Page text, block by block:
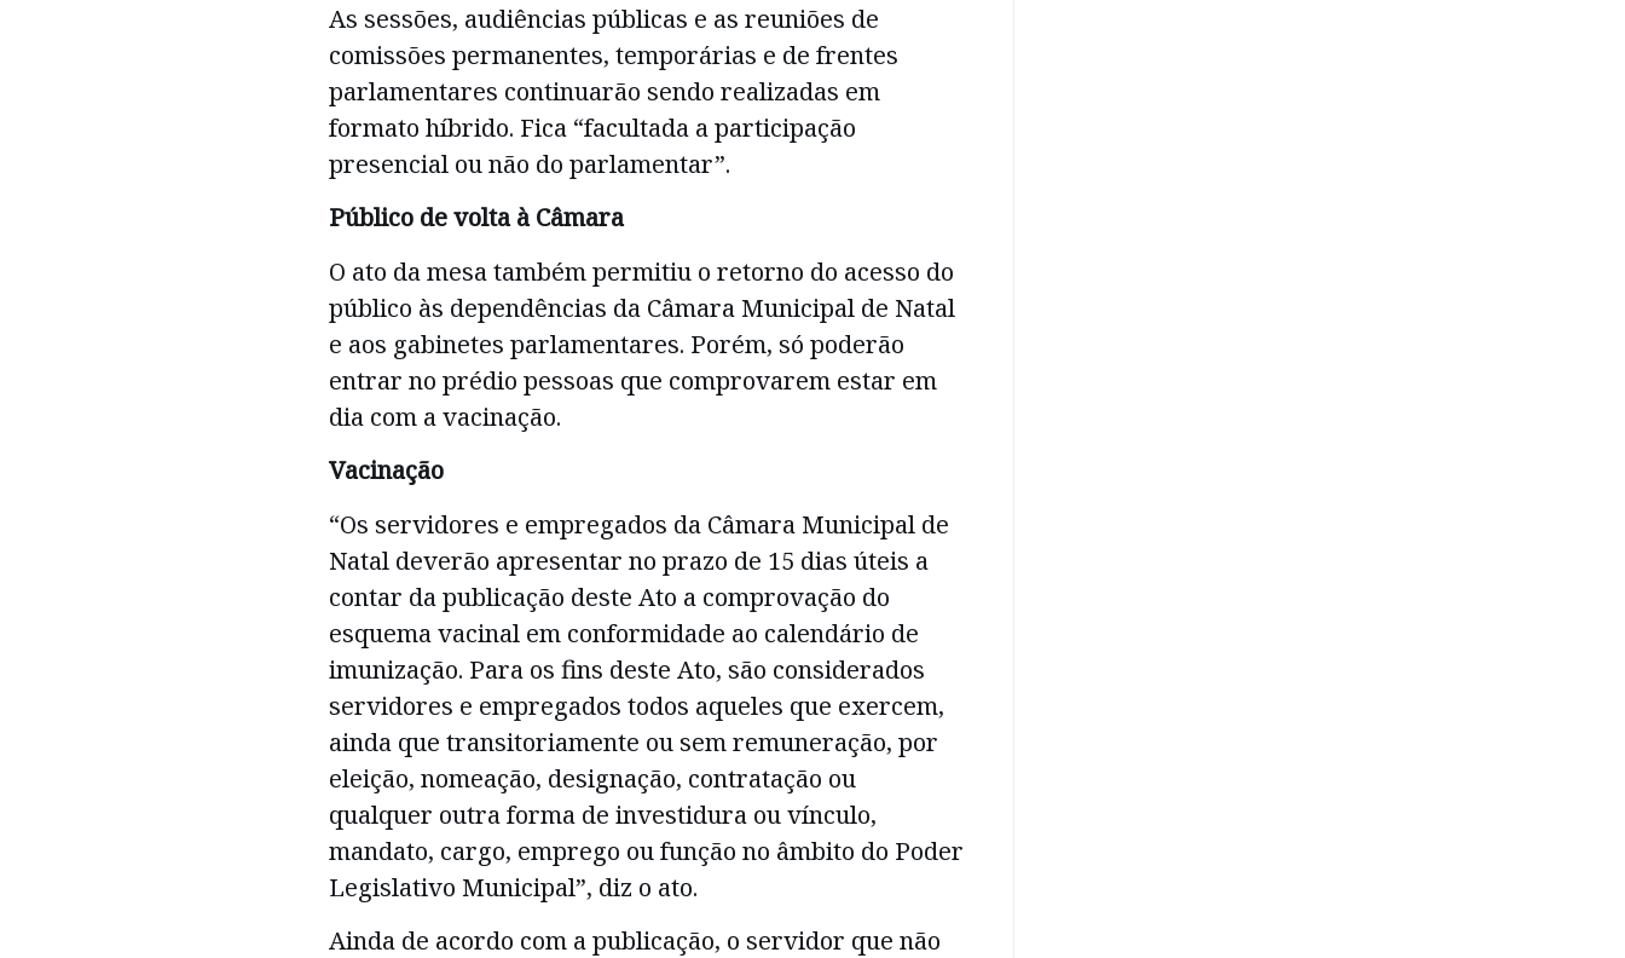
As sessões, audiências públicas e as reuniões de
comissões permanentes, temporárias e de frentes
parlamentares continuarão sendo realizadas em
formato híbrido. Fica “facultada a participação
presencial ou não do parlamentar”.
Público de volta à Câmara
O ato da mesa também permitiu o retorno do acesso do
público às dependências da Câmara Municipal de Natal
e aos gabinetes parlamentares. Porém, só poderão
entrar no prédio pessoas que comprovarem estar em
dia com a vacinação.
Vacinação
“Os servidores e empregados da Câmara Municipal de
Natal deverão apresentar no prazo de 15 dias úteis a
contar da publicação deste Ato a comprovação do
esquema vacinal em conformidade ao calendário de
imunização. Para os fins deste Ato, são considerados
servidores e empregados todos aqueles que exercem,
ainda que transitoriamente ou sem remuneração, por
eleição, nomeação, designação, contratação ou
qualquer outra forma de investidura ou vínculo,
mandato, cargo, emprego ou função no âmbito do Poder
Legislativo Municipal”, diz o ato.
Ainda de acordo com a publicação, o servidor que não